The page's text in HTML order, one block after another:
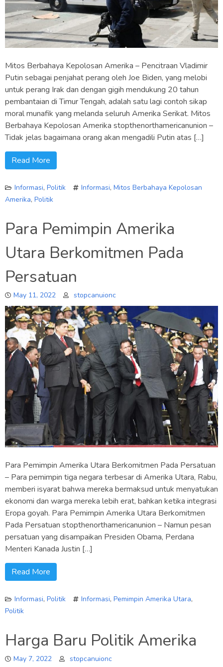
Mitos Berbahaya Kepolosan Amerika – Pencitraan Vladimir
Putin sebagai penjahat perang oleh Joe Biden, yang melobi
untuk perang Irak dan dengan gigih mendukung 20 tahun
pembantaian di Timur Tengah, adalah satu lagi contoh sikap
moral munafik yang melanda seluruh Amerika Serikat. Mitos
Berbahaya Kepolosan Amerika stopthenorthamericanunion –
Tidak jelas bagaimana orang akan mengadili Putin atas […]
Read More
Informasi, Politik Informasi, Mitos Berbahaya Kepolosan
Amerika, Politik
Para Pemimpin Amerika
Utara Berkomitmen Pada
Persatuan
May 11, 2022 stopcanuionc
Para Pemimpin Amerika Utara Berkomitmen Pada Persatuan
– Para pemimpin tiga negara terbesar di Amerika Utara, Rabu,
memberi isyarat bahwa mereka bermaksud untuk menyatukan
ekonomi dan warga mereka lebih erat, bahkan ketika integrasi
Eropa goyah. Para Pemimpin Amerika Utara Berkomitmen
Pada Persatuan stopthenorthamericanunion – Namun pesan
persatuan yang disampaikan Presiden Obama, Perdana
Menteri Kanada Justin […]
Read More
Informasi, Politik Informasi, Pemimpin Amerika Utara,
Politik
Harga Baru Politik Amerika
May 7, 2022 stopcanuionc